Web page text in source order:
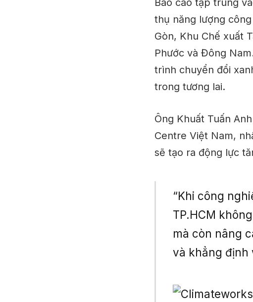
Báo cáo tập trung
thụ năng lượng
Gòn, Khu Chế xuất
Phước và Đông
trình chuyển đổi
trong tương lai.
Ông Khuất Tuấn
Centre Việt Nam,
sẽ tạo ra động lực
“Khi công
TP.HCM
mà còn nâng
và khẳng định